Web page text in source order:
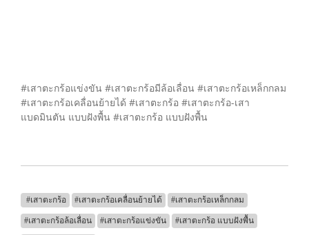
#เสาตะกร้อแข่งขัน #เสาตะกร้อมีล้อเลื่อน #เสาตะกร้อเหล็กกลม
#เสาตะกร้อเคลื่อนย้ายได้ #เสาตะกร้อ #เสาตะกร้อ-เสา
แบดมินตัน แบบฝังพื้น #เสาตะกร้อ แบบฝังพื้น
#เสาตะกร้อ #เสาตะกร้อเคลื่อนย้ายได้ #เสาตะกร้อเหล็กกลม
#เสาตะกร้อล้อเลื่อน #เสาตะกร้อแข่งขัน #เสาตะกร้อ แบบฝังพื้น